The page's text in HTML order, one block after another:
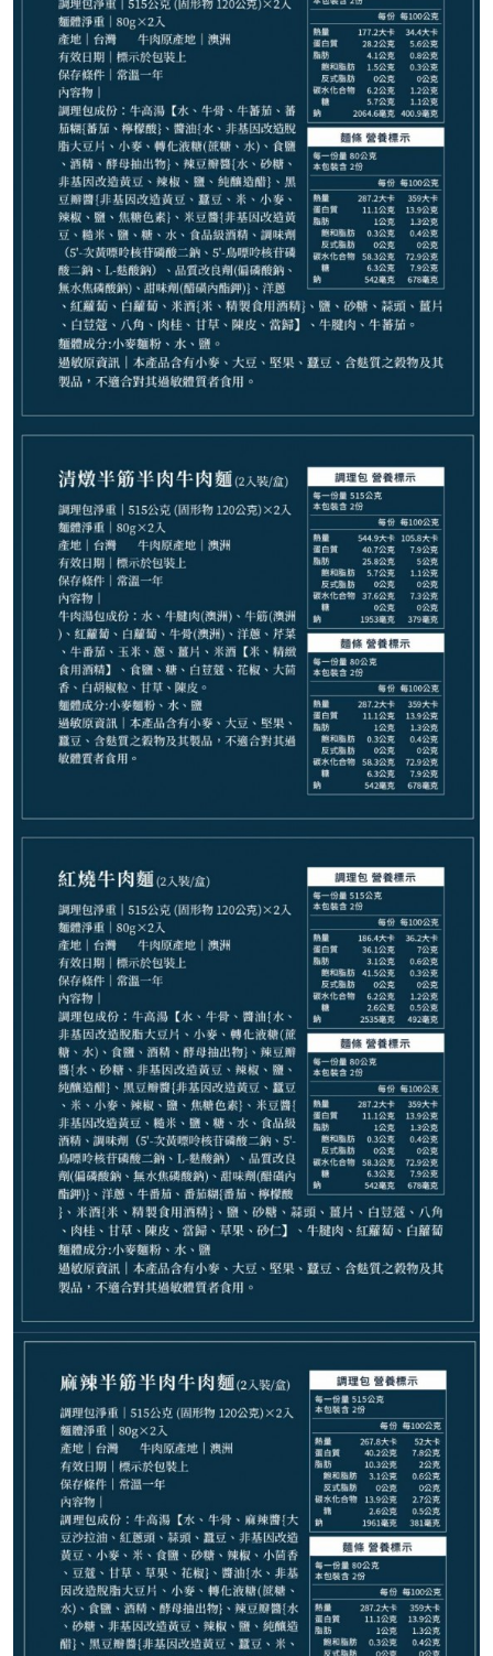
NT$440NT$ 520
8.5折
規格
珍珠鮑干貝乾拌麵 1入裝 椒燥味噌乾拌麵 2入裝
和牛肉燥乾拌麵 2入裝 麻辣鴨血臭豆腐寬粉 2入裝
麻辣四喜寬粉 2入裝 豚骨拉麵 2入裝 紅燒牛肉麵 2入裝